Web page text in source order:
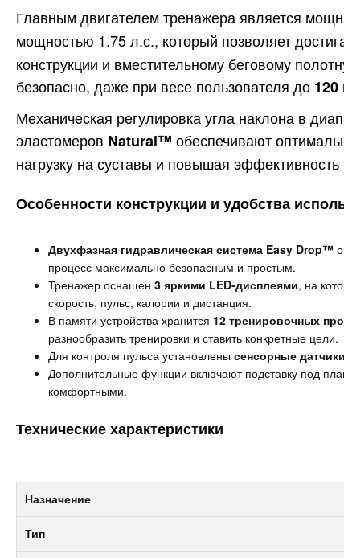
Главным двигателем тренажера является
мощностью 1.75 л.с., который позволяет
конструкции и вместительному беговому
безопасно, даже при весе пользователя до 120
Механическая регулировка угла наклона в
эластомеров Natural™ обеспечивают
нагрузку на суставы и повышая эффективность
Особенности конструкции и удобства
Двухфазная гидравлическая система Easy Drop™
процесс максимально безопасным и простым.
Тренажер оснащен 3 яркими LED-дисплеями, на
скорость, пульс, калории и дистанция.
В памяти устройства хранится 12 тренировочных
разнообразить тренировки и ставить конкретные цели.
Для контроля пульса установлены сенсорные датчики
Дополнительные функции включают подставку под
комфортными.
Технические характеристики
Назначение
Тип